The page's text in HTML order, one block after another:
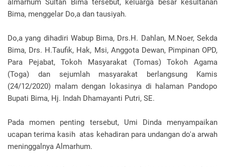
Bima, menggelar Do,a dan tausiyah.
Do,a yang dihadiri Wabup Bima, Drs.H. Dahlan, M.Noer, Sekda
Bima, Drs. H.Taufik, Hak, Msi, Anggota Dewan, Pimpinan OPD,
Para Pejabat, Tokoh Masyarakat (Tomas) Tokoh Agama
(Toga) dan sejumlah masyarakat berlangsung Kamis
(24/12/2020) malam dengan lokasinya di halaman Pandopo
Bupati Bima, Hj. Indah Dhamayanti Putri, SE.
Pada momen penting tersebut, Umi Dinda menyampaikan
ucapan terima kasih atas kehadiran para undangan do'a arwah
meninggalnya Almarhum.